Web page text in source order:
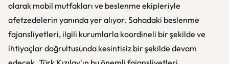
olarak mobil mutfakları ve beslenme ekipleriyle
afetzedelerin yanında yer alıyor. Sahadaki beslenme
fajansliyetleri, ilgili kurumlarla koordineli bir şekilde ve
ihtiyaçlar doğrultusunda kesintisiz bir şekilde devam